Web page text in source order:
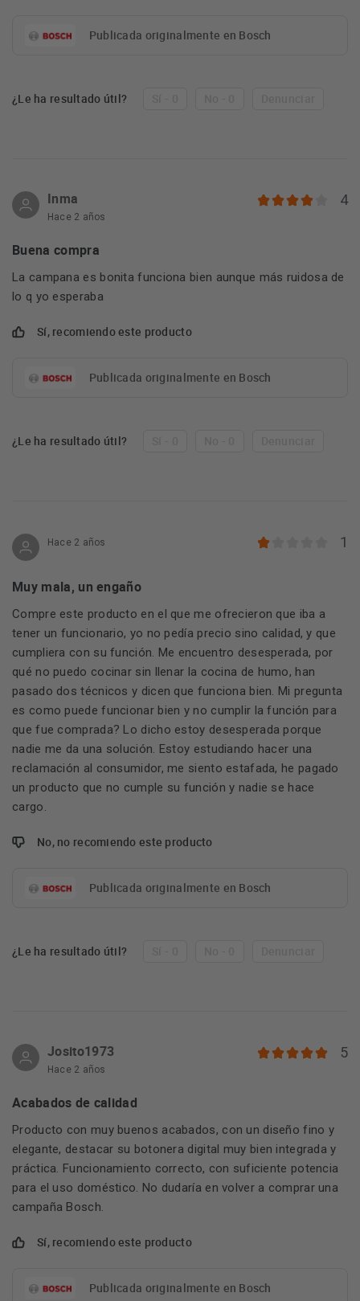
Publicada originalmente en Bosch
¿Le ha resultado útil?
Inma
Hace 2 años
4
Buena compra
La campana es bonita funciona bien aunque más ruidosa de
lo q yo esperaba
Sí, recomiendo este producto
Publicada originalmente en Bosch
¿Le ha resultado útil?
Hace 2 años 1
Muy mala, un engaño
Compre este producto en el que me ofrecieron que iba a
tener un funcionario, yo no pedía precio sino calidad, y que
cumpliera con su función. Me encuentro desesperada, por
qué no puedo cocinar sin llenar la cocina de humo, han
pasado dos técnicos y dicen que funciona bien. Mi pregunta
es como puede funcionar bien y no cumplir la función para
que fue comprada? Lo dicho estoy desesperada porque
nadie me da una solución. Estoy estudiando hacer una
reclamación al consumidor, me siento estafada, he pagado
un producto que no cumple su función y nadie se hace
cargo.
No, no recomiendo este producto
Publicada originalmente en Bosch
¿Le ha resultado útil?
Josito1973
Hace 2 años
5
Acabados de calidad
Producto con muy buenos acabados, con un diseño fino y
elegante, destacar su botonera digital muy bien integrada y
práctica. Funcionamiento correcto, con suficiente potencia
para el uso doméstico. No dudaría en volver a comprar una
campaña Bosch.
Sí, recomiendo este producto
Publicada originalmente en Bosch